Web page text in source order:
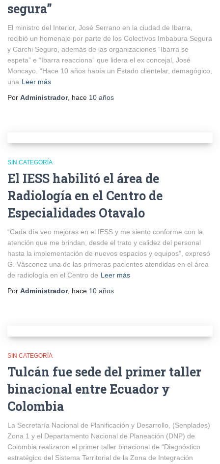
segura”
El ministro del Interior, José Serrano en la ciudad de Ibarra,
recibió un homenaje por parte de los Colectivos Imbabura Segura
y Carchi Seguro, además de las organizaciones “Ibarra se
espeta” e “Ibarra reacciona” que lidera el ex concejal, José
Moncayo. “Hace 10 años había un Estado clientelar, demagógico,
una Leer más
Por Administrador, hace 10 años
SIN CATEGORÍA
El IESS habilitó el área de
Radiología en el Centro de
Especialidades Otavalo
“Cada día veo mejoras en el IESS y me siento conforme con la
atención que me brindan, desde el trato y calidez del personal
hasta la implementación de nuevos espacios y equipos”, expresó
G. Vásconez una de las primeras pacientes atendidas en el área
de radiología en el Centro de Leer más
Por Administrador, hace 10 años
SIN CATEGORÍA
Tulcán fue sede del primer taller
binacional entre Ecuador y
Colombia
La Secretaría Nacional de Planificación y Desarrollo, (Senplades)
Zona 1 y el Departamento Nacional de Planeación (DNP) de
Colombia realizaron el primer taller binacional de “Diagnóstico
estratégico del Sistema Territorial de la Zona de Integración